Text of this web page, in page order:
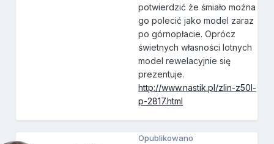
potwierdzić że śmiało można
go polecić jako model zaraz
po górnopłacie. Oprócz
świetnych własności lotnych
model rewelacyjnie się
prezentuje.
http://www.nastik.pl/zlin-z50l-
p-2817.html
Opublikowano